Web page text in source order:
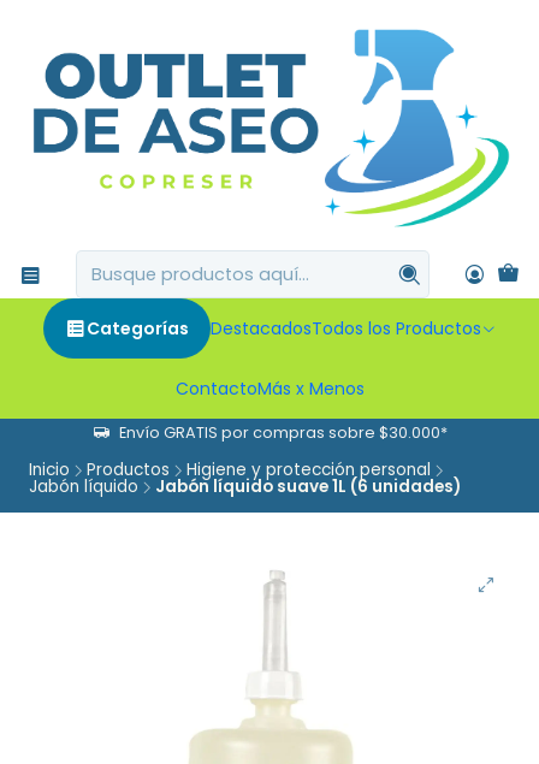
Categorías DestacadosTodos los Productos
ContactoMás x Menos
Envío GRATIS por compras sobre $30.000*
Inicio Productos Higiene y protección personal
Jabón líquido Jabón líquido suave 1L (6 unidades)